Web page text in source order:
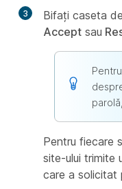
3
Bifați caseta
Accept sau
Pentru fiecare
site-ului trimite
care a solicitat